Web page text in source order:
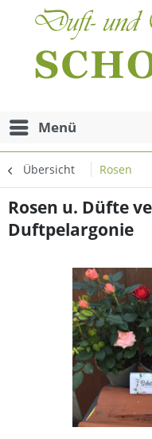
Menü
Übersicht Rosen
Rosen u. Düfte
Duftpelargonie